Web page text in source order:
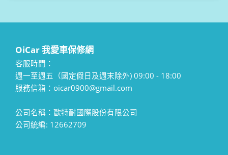
OiCar 我愛車保修網
客服時間：
週一至週五（國定假日及週末除外) 09:00 - 18:00
服務信箱：oicar0900@gmail.com
公司名稱：歐特耐國際股份有限公司
公司統編: 12662709